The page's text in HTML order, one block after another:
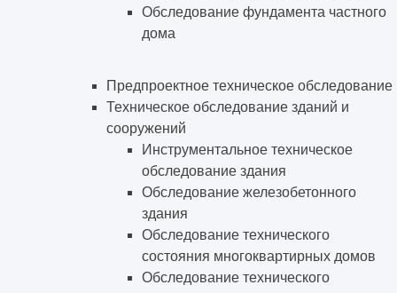
Обследование фундамента частного
дома
Предпроектное техническое обследование
Техническое обследование зданий и
сооружений
Инструментальное техническое
обследование здания
Обследование железобетонного
здания
Обследование технического
состояния многоквартирных домов
Обследование технического